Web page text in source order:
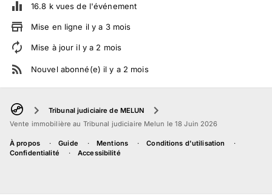
16.8 kvues de l'événement
Mise en ligne il y a 3 mois
Mise à jour il y a 2 mois
Nouvel abonné(e) il y a 2 mois
Tribunal judiciaire de MELUN
Vente immobilière au Tribunal judiciaire Melun le 18 Juin 2026
À propos Guide Mentions
Conditions d'utilisation
Confidentialité
Accessibilité